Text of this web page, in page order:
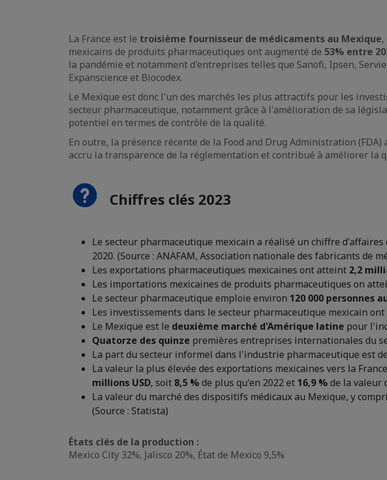
La France est le troisième fournisseur de médicaments au Mexique
mexicains de produits pharmaceutiques ont augmenté de 53% entre
la pandémie et notamment d'entreprises telles que Sanofi, Ipsen,
Expanscience et Biocodex.
Le Mexique est donc l'un des marchés les plus attractifs pour les
secteur pharmaceutique, notamment grâce à l'amélioration de sa
potentiel en termes de contrôle de la qualité.
En outre, la présence récente de la Food and Drug Administration
accru la transparence de la réglementation et contribué à améliorer la
Chiffres clés 2023
Le secteur pharmaceutique mexicain a réalisé un chiffre d'affaires
2020. (Source : ANAFAM, Association nationale des fabricants de
Les exportations pharmaceutiques mexicaines ont atteint 2,2
Les importations mexicaines de produits pharmaceutiques on
Le secteur pharmaceutique emploie environ 120 000 personnes
Les investissements dans le secteur pharmaceutique mexicain
Le Mexique est le deuxième marché d'Amérique latine pour
Quatorze des quinze premières entreprises internationales du
La part du secteur informel dans l'industrie pharmaceutique est de
La valeur la plus élevée des exportations mexicaines vers la
millions USD, soit 8,5 %de plus qu'en 2022 et 16,9 %de la valeur
La valeur du marché des dispositifs médicaux au Mexique, y
(Source : Statista)
États clés de la production :
Mexico City 32%, Jalisco 20%, État de Mexico 9,5%